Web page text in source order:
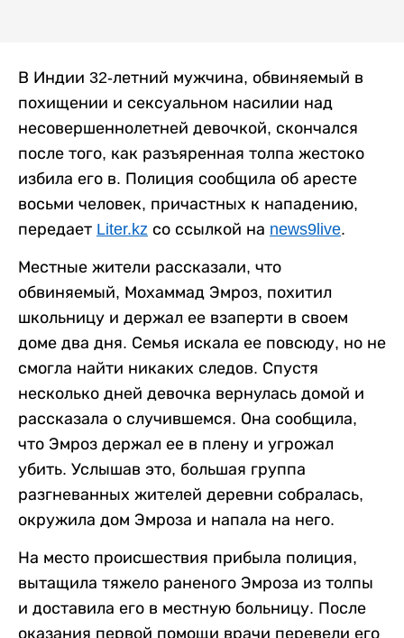
В Индии 32-летний мужчина, обвиняемый в
похищении и сексуальном насилии над
несовершеннолетней девочкой, скончался
после того, как разъяренная толпа жестоко
избила его в. Полиция сообщила об аресте
восьми человек, причастных к нападению,
передает Liter.kz со ссылкой на news9live.
Местные жители рассказали, что
обвиняемый, Мохаммад Эмроз, похитил
школьницу и держал ее взаперти в своем
доме два дня. Семья искала ее повсюду, но не
смогла найти никаких следов. Спустя
несколько дней девочка вернулась домой и
рассказала о случившемся. Она сообщила,
что Эмроз держал ее в плену и угрожал
убить. Услышав это, большая группа
разгневанных жителей деревни собралась,
окружила дом Эмроза и напала на него.
На место происшествия прибыла полиция,
вытащила тяжело раненого Эмроза из толпы
и доставила его в местную больницу. После
оказания первой помощи врачи перевели его